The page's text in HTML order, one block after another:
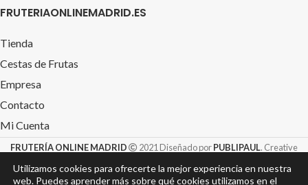
FRUTERIAONLINEMADRID.ES
Tienda
Cestas de Frutas
Empresa
Contacto
Mi Cuenta
FRUTERÍA ONLINE MADRID 2021 Diseñado porPUBLIPAUL. Creative
Design S.L. &TIENDAROTULACION.com
Utilizamos cookies para ofrecerte la mejor experiencia en nuestra
web. Puedes aprender más sobre qué cookies utilizamos en el